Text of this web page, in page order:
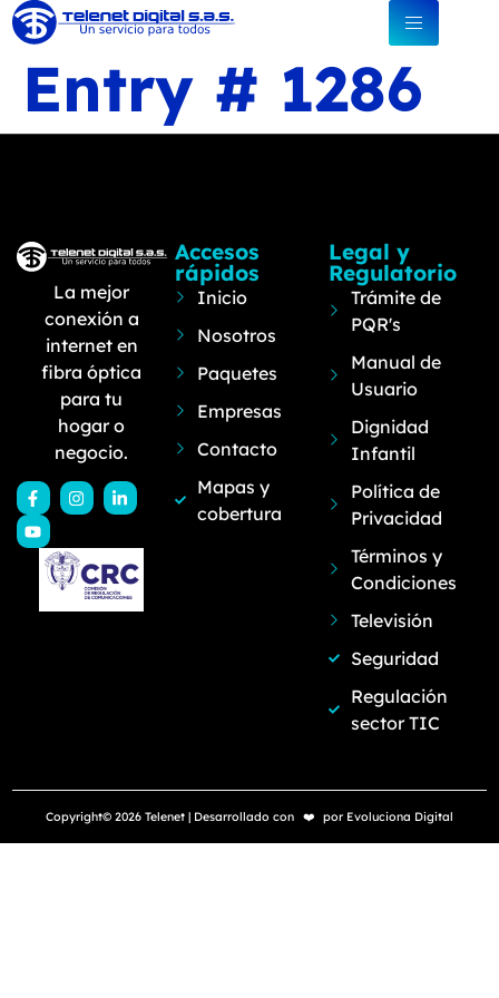
Entry # 1286
La mejor
conexión a
internet en
fibra óptica
para tu
hogar o
negocio.
Accesos
rápidos
Inicio
Nosotros
Paquetes
Empresas
Contacto
Mapas y
cobertura
Legal y
Regulatorio
Trámite de
PQR's
Manual de
Usuario
Dignidad
Infantil
Política de
Privacidad
Términos y
Condiciones
Televisión
Seguridad
Regulación
sector TIC
Copyright© 2026 Telenet | Desarrollado con ❤️ por Evoluciona Digital